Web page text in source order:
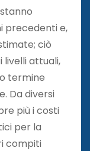
precedenti e,
ciò
livelli attuali,
termine
Da diversi
più i costi
per la
compiti